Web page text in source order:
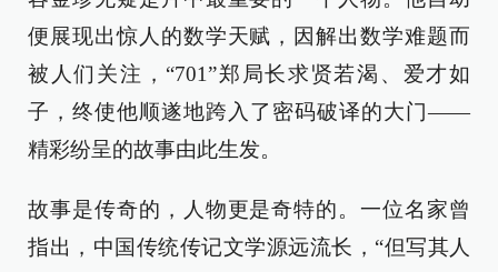
便展现出惊人的数学天赋，因解出数学难题而
被人们关注，“701”郑局长求贤若渴、爱才如
子，终使他顺遂地跨入了密码破译的大门——
精彩纷呈的故事由此生发。
故事是传奇的，人物更是奇特的。一位名家曾
指出，中国传统传记文学源远流长，“但写其人